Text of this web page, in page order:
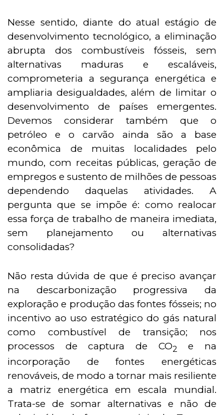
Nesse sentido, diante do atual estágio de
desenvolvimento tecnológico, a eliminação
abrupta dos combustíveis fósseis, sem
alternativas maduras e escaláveis,
comprometeria a segurança energética e
ampliaria desigualdades, além de limitar o
desenvolvimento de países emergentes.
Devemos considerar também que o
petróleo e o carvão ainda são a base
econômica de muitas localidades pelo
mundo, com receitas públicas, geração de
empregos e sustento de milhões de pessoas
dependendo daquelas atividades. A
pergunta que se impõe é: como realocar
essa força de trabalho de maneira imediata,
sem planejamento ou alternativas
consolidadas?
Não resta dúvida de que é preciso avançar
na descarbonização progressiva da
exploração e produção das fontes fósseis; no
incentivo ao uso estratégico do gás natural
como combustível de transição; nos
processos de captura de CO2
e na
incorporação de fontes energéticas
renováveis, de modo a tornar mais resiliente
a matriz energética em escala mundial.
Trata-se de somar alternativas e não de